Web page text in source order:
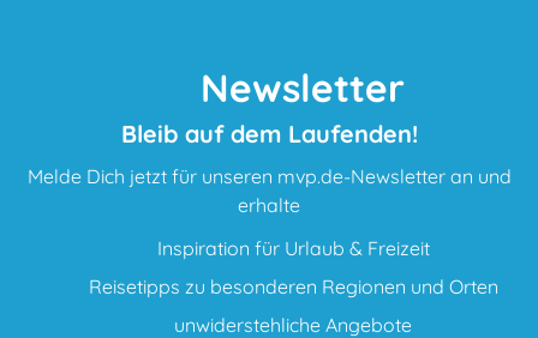
Newsletter
Bleib auf dem Laufenden!
Melde Dich jetzt für unseren mvp.de-Newsletter an und
erhalte
Inspiration für Urlaub & Freizeit
Reisetipps zu besonderen Regionen und Orten
unwiderstehliche Angebote